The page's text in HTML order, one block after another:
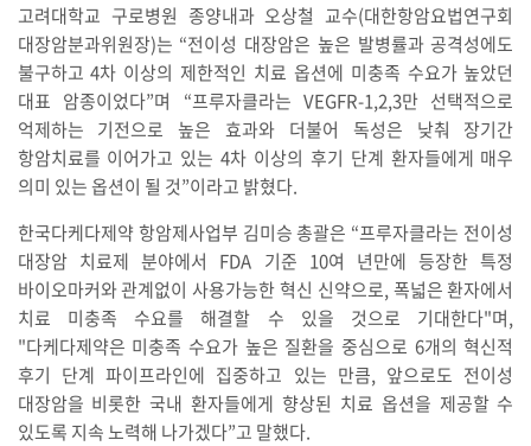
고려대학교 구로병원 종양내과 오상철 교수(대한항암요법연구회
대장암분과위원장)는 “전이성 대장암은 높은 발병률과 공격성에도
불구하고 4차 이상의 제한적인 치료 옵션에 미충족 수요가 높았던
대표 암종이었다”며 “프루자클라는 VEGFR-1,2,3만 선택적으로
억제하는 기전으로 높은 효과와 더불어 독성은 낮춰 장기간
항암치료를 이어가고 있는 4차 이상의 후기 단계 환자들에게 매우
의미 있는 옵션이 될 것”이라고 밝혔다.
한국다케다제약 항암제사업부 김미승 총괄은 “프루자클라는 전이성
대장암 치료제 분야에서 FDA 기준 10여 년만에 등장한 특정
바이오마커와 관계없이 사용가능한 혁신 신약으로, 폭넓은 환자에서
치료 미충족 수요를 해결할 수 있을 것으로 기대한다"며,
"다케다제약은 미충족 수요가 높은 질환을 중심으로 6개의 혁신적
후기 단계 파이프라인에 집중하고 있는 만큼, 앞으로도 전이성
대장암을 비롯한 국내 환자들에게 향상된 치료 옵션을 제공할 수
있도록 지속 노력해 나가겠다”고 말했다.